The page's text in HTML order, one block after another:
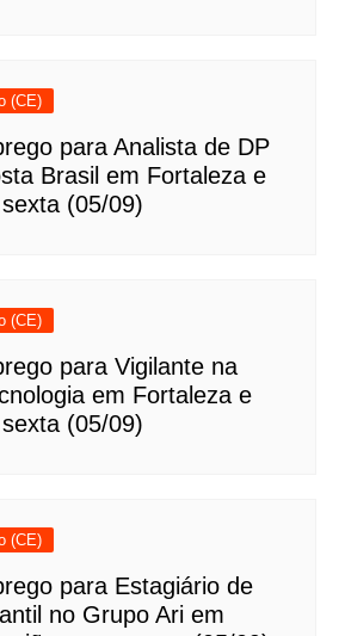
(CE)
para Analista de DP
Brasil em Fortaleza e
(05/09)
(CE)
para Vigilante na
em Fortaleza e
(05/09)
(CE)
para Estagiário de
no Grupo Ari em